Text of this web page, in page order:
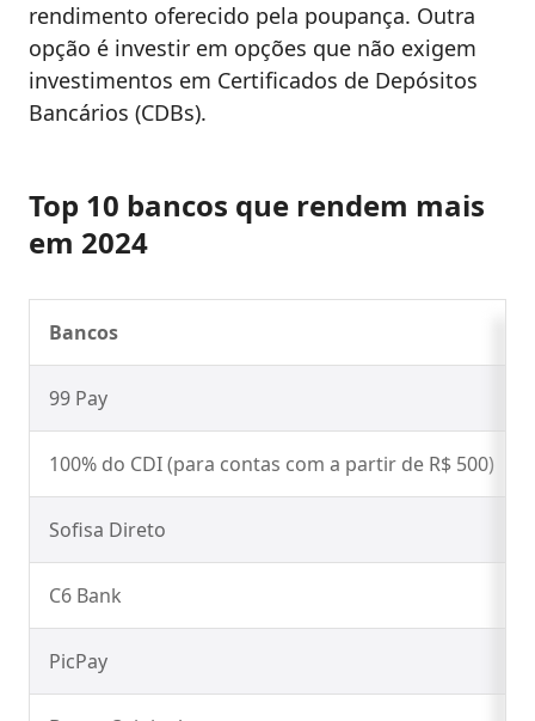
rendimento oferecido pela poupança. Outra
opção é investir em opções que não exigem
investimentos em Certificados de Depósitos
Bancários (CDBs).
Top 10 bancos que rendem mais
em 2024
Bancos
99 Pay
100% do CDI (para contas com a partir de R$ 500)
Sofisa Direto
C6 Bank
PicPay